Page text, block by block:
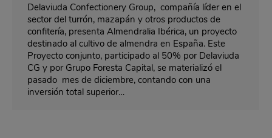
Delaviuda Confectionery Group, compañía líder en el
sector del turrón, mazapán y otros productos de
confitería, presenta Almendralia Ibérica, un proyecto
destinado al cultivo de almendra en España. Este
Proyecto conjunto, participado al 50% por Delaviuda
CG y por Grupo Foresta Capital, se materializó el
pasado mes de diciembre, contando con una
inversión total superior…